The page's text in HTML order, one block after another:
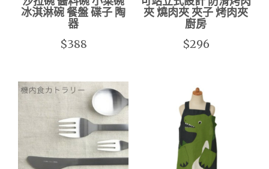
冰淇淋碗 餐盤 碟子 陶
器
$388
夾 燒肉夾 夾子 烤肉夾
廚房
$296